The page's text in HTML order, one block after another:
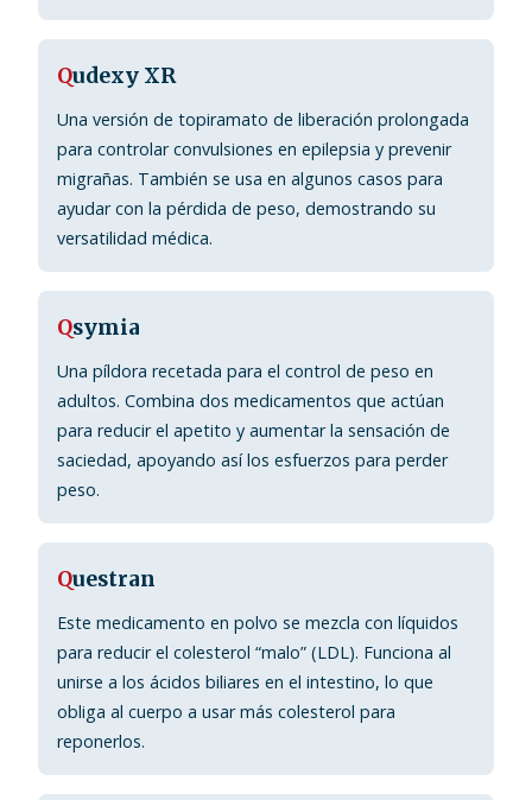
Qudexy XR
Una versión de topiramato de liberación prolongada
para controlar convulsiones en epilepsia y prevenir
migrañas. También se usa en algunos casos para
ayudar con la pérdida de peso, demostrando su
versatilidad médica.
Qsymia
Una píldora recetada para el control de peso en
adultos. Combina dos medicamentos que actúan
para reducir el apetito y aumentar la sensación de
saciedad, apoyando así los esfuerzos para perder
peso.
Questran
Este medicamento en polvo se mezcla con líquidos
para reducir el colesterol “malo” (LDL). Funciona al
unirse a los ácidos biliares en el intestino, lo que
obliga al cuerpo a usar más colesterol para
reponerlos.